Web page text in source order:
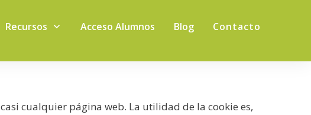
Recursos Acceso Alumnos Blog Contacto
cualquier página web. La utilidad de la cookie es,